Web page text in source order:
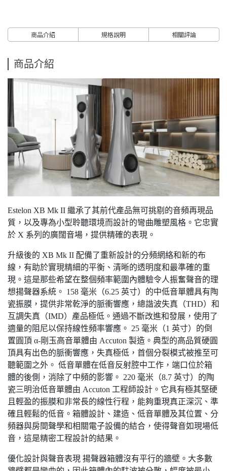
商品介紹 規格說明 相關評論
商品介紹
Estelon XB Mk II 繼承了其前代產品無可挑剔的音頻再現品
質，以及專為小型聆聽環境而設計的彎曲雕塑風格。它忠實
於 X 系列的廣闊音場，提供精確的表現。
升級後的 XB Mk II 配備了重新設計的分頻網絡和新的布
線，有助於實現精細的平衡、清晰的透明度和最準確的重
現。這是那些希望在整個頻率範圍內體驗令人振奮聲音的理
想揚聲器系統。 158 毫米（6.25 英寸）的中低音單體具有陶
瓷振膜，提供非常乾淨的脈衝響應，總諧波失真（THD）和
互調失真（IMD）產品極低。通過不斷改進和發展，使用了
適量的阻尼以保持線性頻率響應。 25 毫米（1 英寸）的倒
置圓頂 α-剛玉高音單體由 Accuton 製造。典型的高品質硬圓
頂具有出色的脈衝響應，失真極低，首個分裂模式被推至可
聽範圍之外。 低音單體在低音反射腔中工作，端口位於箱
體的後側，消除了中頻的影響。 220 毫米（8.7 英寸）的陶
瓷三明治低音單體由 Accuton 工程師設計。它具有極其堅硬
且輕盈的振膜和非常長的線性行程，能夠重現真正深沉、準
確且輕鬆的低音。箱體設計、建造、低音單體及其位置、分
頻器與房間聲學和相關電子設備的結合，使得聲音如現場低
音，這是精密工程設計的結果。
優化設計與聲音表現 揚聲器箱體沒有平行的牆壁。大多數